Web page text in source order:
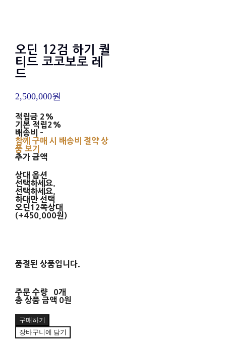
오딘 12검 하기 퀄
티드 코코보로 레
드
2,500,000원
적립금 2%
기본 적립2%
배송비 -
함께 구매 시 배송비 절약 상
품 보기
추가 금액
상대 옵션
선택하세요.
선택하세요.
하대만 선택
오딘12쪽상대
(+450,000원)
품절된 상품입니다.
주문 수량
0개
총 상품 금액 0원
구매하기
장바구니에 담기